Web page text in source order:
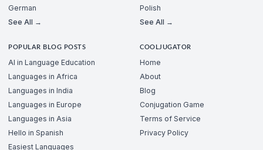
German
See All →
Polish
See All →
POPULAR BLOG POSTS
AI in Language Education
Languages in Africa
Languages in India
Languages in Europe
Languages in Asia
Hello in Spanish
Easiest Languages
COOLJUGATOR
Home
About
Blog
Conjugation Game
Terms of Service
Privacy Policy